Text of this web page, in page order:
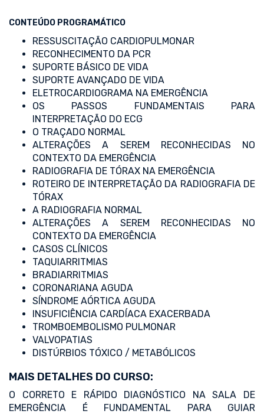
CONTEÚDO PROGRAMÁTICO
RESSUSCITAÇÃO CARDIOPULMONAR
RECONHECIMENTO DA PCR
SUPORTE BÁSICO DE VIDA
SUPORTE AVANÇADO DE VIDA
ELETROCARDIOGRAMA NA EMERGÊNCIA
OS PASSOS FUNDAMENTAIS PARA
INTERPRETAÇÃO DO ECG
O TRAÇADO NORMAL
ALTERAÇÕES A SEREM RECONHECIDAS NO
CONTEXTO DA EMERGÊNCIA
RADIOGRAFIA DE TÓRAX NA EMERGÊNCIA
ROTEIRO DE INTERPRETAÇÃO DA RADIOGRAFIA DE
TÓRAX
A RADIOGRAFIA NORMAL
ALTERAÇÕES A SEREM RECONHECIDAS NO
CONTEXTO DA EMERGÊNCIA
CASOS CLÍNICOS
TAQUIARRITMIAS
BRADIARRITMIAS
CORONARIANA AGUDA
SÍNDROME AÓRTICA AGUDA
INSUFICIÊNCIA CARDÍACA EXACERBADA
TROMBOEMBOLISMO PULMONAR
VALVOPATIAS
DISTÚRBIOS TÓXICO / METABÓLICOS
MAIS DETALHES DO CURSO:
O CORRETO E RÁPIDO DIAGNÓSTICO NA SALA DE
EMERGÊNCIA É FUNDAMENTAL PARA GUIAR